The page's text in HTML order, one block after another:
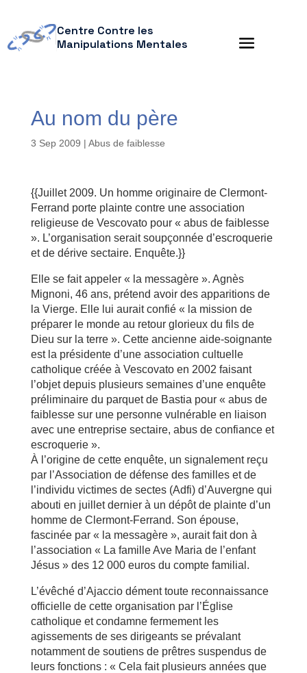
Centre Contre les
Manipulations Mentales
Au nom du père
3 Sep 2009 | Abus de faiblesse
{{Juillet 2009. Un homme originaire de Clermont-
Ferrand porte plainte contre une association
religieuse de Vescovato pour « abus de faiblesse
». L’organisation serait soupçonnée d’escroquerie
et de dérive sectaire. Enquête.}}
Elle se fait appeler « la messagère ». Agnès
Mignoni, 46 ans, prétend avoir des apparitions de
la Vierge. Elle lui aurait confié « la mission de
préparer le monde au retour glorieux du fils de
Dieu sur la terre ». Cette ancienne aide-soignante
est la présidente d’une association cultuelle
catholique créée à Vescovato en 2002 faisant
l’objet depuis plusieurs semaines d’une enquête
préliminaire du parquet de Bastia pour « abus de
faiblesse sur une personne vulnérable en liaison
avec une entreprise sectaire, abus de confiance et
escroquerie ».
À l’origine de cette enquête, un signalement reçu
par l’Association de défense des familles et de
l’individu victimes de sectes (Adfi) d’Auvergne qui
abouti en juillet dernier à un dépôt de plainte d’un
homme de Clermont-Ferrand. Son épouse,
fascinée par « la messagère », aurait fait don à
l’association « La famille Ave Maria de l’enfant
Jésus » des 12 000 euros du compte familial.
L’évêché d’Ajaccio dément toute reconnaissance
officielle de cette organisation par l’Église
catholique et condamne fermement les
agissements de ses dirigeants se prévalant
notamment de soutiens de prêtres suspendus de
leurs fonctions : « Cela fait plusieurs années que